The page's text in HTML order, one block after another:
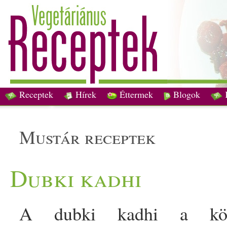
Receptek Hírek Éttermek Blogok
mustár receptek
Dubki kadhi
A dubki kadhi a